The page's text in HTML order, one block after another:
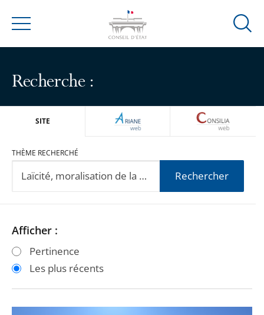
Menu
Ouvrir
Recherche :
SITE ARIANEWEB
THÈME RECHERCHÉ
Rechercher
Passer
les
filtres
Passer
les
filtres
Afficher :
Pertinence
Les plus récents